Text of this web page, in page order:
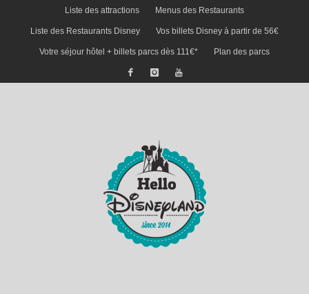
Liste des attractions Menus des Restaurants
Liste des Restaurants Disney Vos billets Disney à partir de 56€
Votre séjour hôtel + billets parcs dès 111€* Plan des parcs